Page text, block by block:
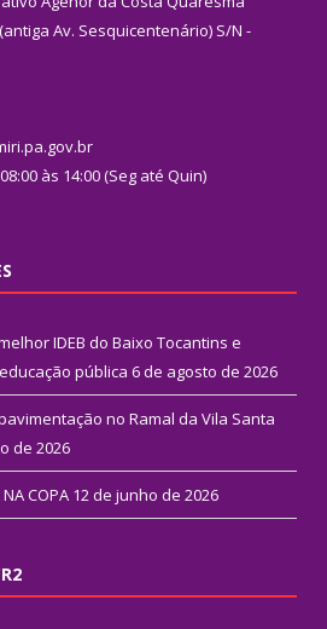
Av. Sesquicentenário) S/N -
às 14:00 (Seg até Quin)
IDEB do Baixo Tocantins e
pública 6 de agosto de 2026
no Ramal da Vila Santa
de 2026
COPA 12 de junho de 2026